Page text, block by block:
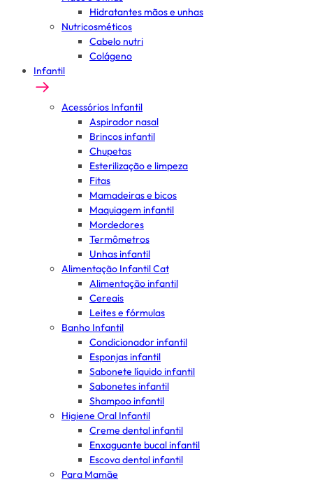
Hidratantes mãos e unhas
Nutricosméticos
Cabelo nutri
Colágeno
Infantil
Acessórios Infantil
Aspirador nasal
Brincos infantil
Chupetas
Esterilização e limpeza
Fitas
Mamadeiras e bicos
Maquiagem infantil
Mordedores
Termômetros
Unhas infantil
Alimentação Infantil Cat
Alimentação infantil
Cereais
Leites e fórmulas
Banho Infantil
Condicionador infantil
Esponjas infantil
Sabonete líquido infantil
Sabonetes infantil
Shampoo infantil
Higiene Oral Infantil
Creme dental infantil
Enxaguante bucal infantil
Escova dental infantil
Para Mamãe